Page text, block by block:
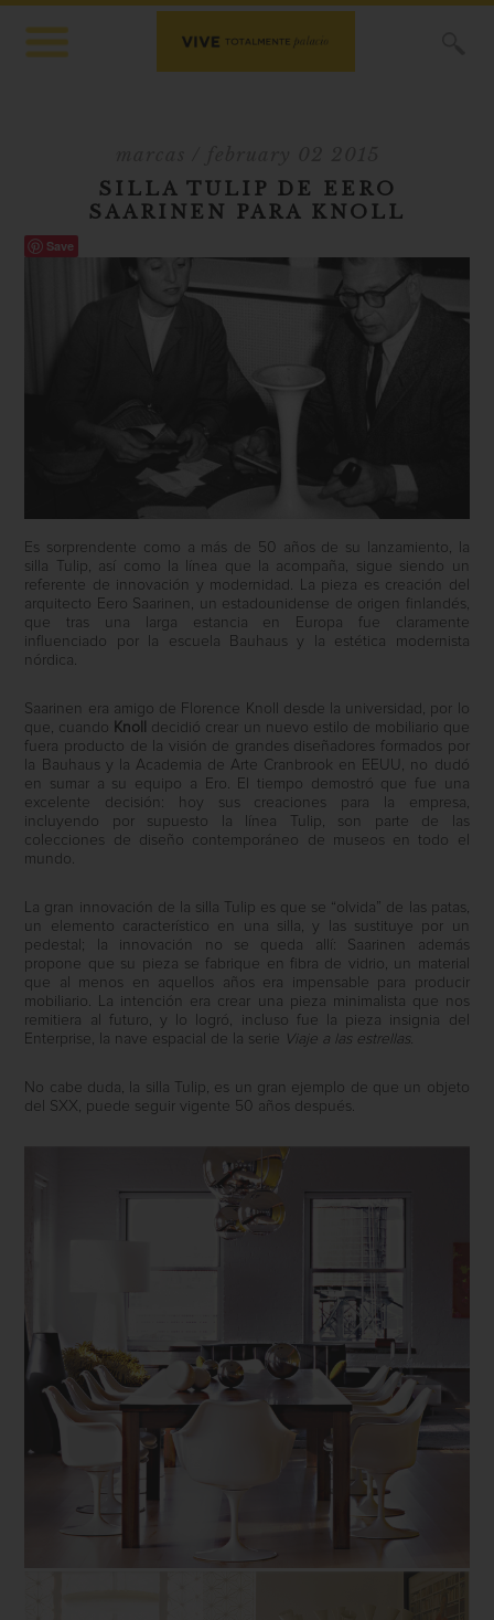
SILLA TULIP DE EERO
SAARINEN PARA KNOLL
Save
Es sorprendente como a más de 50 años de su lanzamiento, la
silla Tulip, así como la línea que la acompaña, sigue siendo un
referente de innovación y modernidad. La pieza es creación del
arquitecto Eero Saarinen, un estadounidense de origen finlandés,
que tras una larga estancia en Europa fue claramente
influenciado por la escuela Bauhaus y la estética modernista
nórdica.
Saarinen era amigo de Florence Knoll desde la universidad, por lo
que, cuando Knoll
decidió crear un nuevo estilo de mobiliario que
fuera producto de la visión de grandes diseñadores formados por
la Bauhaus y la Academia de Arte Cranbrook en EEUU, no dudó
en sumar a su equipo a Ero. El tiempo demostró que fue una
excelente decisión: hoy sus creaciones para la empresa,
incluyendo por supuesto la línea Tulip, son parte de las
colecciones de diseño contemporáneo de museos en todo el
mundo.
La gran innovación de la silla Tulip es que se “olvida” de las patas,
un elemento característico en una silla, y las sustituye por un
pedestal; la innovación no se queda allí: Saarinen además
propone que su pieza se fabrique en fibra de vidrio, un material
que al menos en aquellos años era impensable para producir
mobiliario. La intención era crear una pieza minimalista que nos
remitiera al futuro, y lo logró, incluso fue la pieza insignia del
Enterprise, la nave espacial de la serie Viaje a las estrellas.
No cabe duda, la silla Tulip, es un gran ejemplo de que un objeto
del SXX, puede seguir vigente 50 años después.